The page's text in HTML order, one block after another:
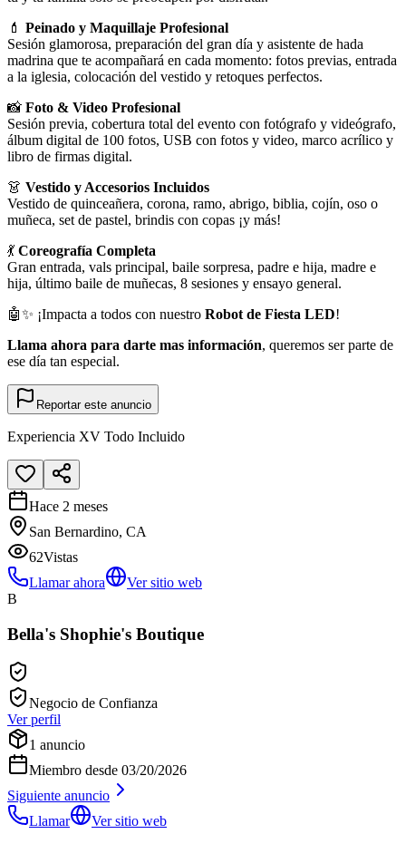
💄 Peinado y Maquillaje Profesional
Sesión glamorosa, preparación del gran día y asistente de hada
madrina que te acompañará en cada momento: fotos previas, entrada
a la iglesia, colocación del vestido y retoques perfectos.
📸 Foto & Video Profesional
Sesión previa, cobertura total del evento con fotógrafo y videógrafo,
álbum digital de 100 fotos, USB con fotos y video, marco acrílico y
libro de firmas digital.
👗 Vestido y Accesorios Incluidos
Vestido de quinceañera, corona, ramo, abrigo, biblia, cojín, oso o
muñeca, set de pastel, brindis con copas ¡y más!
💃 Coreografía Completa
Gran entrada, vals principal, baile sorpresa, padre e hija, madre e
hija, último baile de muñecas, 8 sesiones y ensayo general.
🤖✨ ¡Impacta a todos con nuestro Robot de Fiesta LED!
Llama ahora para darte mas información, queremos ser parte de
ese día tan especial.
Reportar este anuncio
Experiencia XV Todo Incluido
Hace 2 meses
San Bernardino, CA
62Vistas
Llamar ahora
Ver sitio web
B
Bella's Shophie's Boutique
Negocio de Confianza
Ver perfil
1 anuncio
Miembro desde 03/20/2026
Siguiente anuncio
Llamar
Ver sitio web